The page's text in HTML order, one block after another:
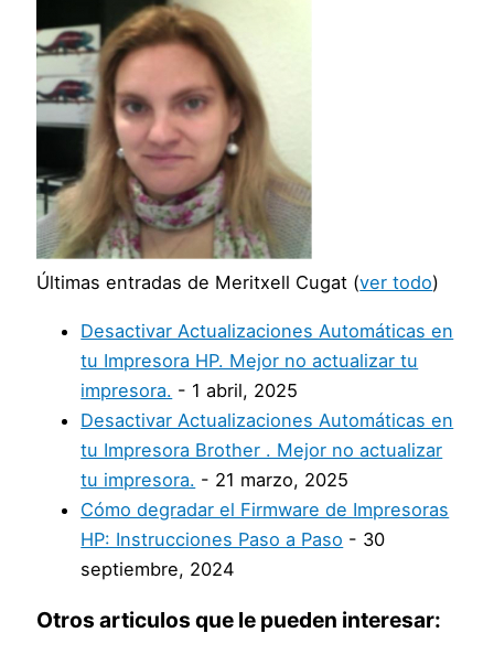
Últimas entradas de Meritxell Cugat (ver todo)
Desactivar Actualizaciones Automáticas en
tu Impresora HP. Mejor no actualizar tu
impresora. - 1 abril, 2025
Desactivar Actualizaciones Automáticas en
tu Impresora Brother . Mejor no actualizar
tu impresora. - 21 marzo, 2025
Cómo degradar el Firmware de Impresoras
HP: Instrucciones Paso a Paso - 30
septiembre, 2024
Otros articulos que le pueden interesar: